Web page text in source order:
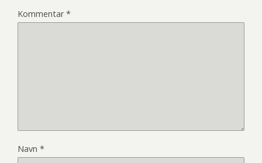
Kommentar*
Navn *